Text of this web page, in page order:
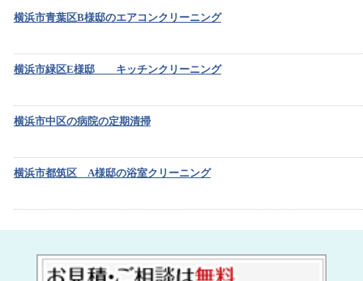
横浜市青葉区B様邸のエアコンクリーニング
横浜市緑区E様邸 キッチンクリーニング
横浜市中区の病院の定期清掃
横浜市都筑区 A様邸の浴室クリーニング